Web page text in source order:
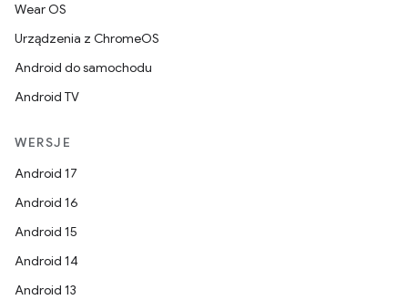
Wear OS
Urządzenia z ChromeOS
Android do samochodu
Android TV
WERSJE
Android 17
Android 16
Android 15
Android 14
Android 13